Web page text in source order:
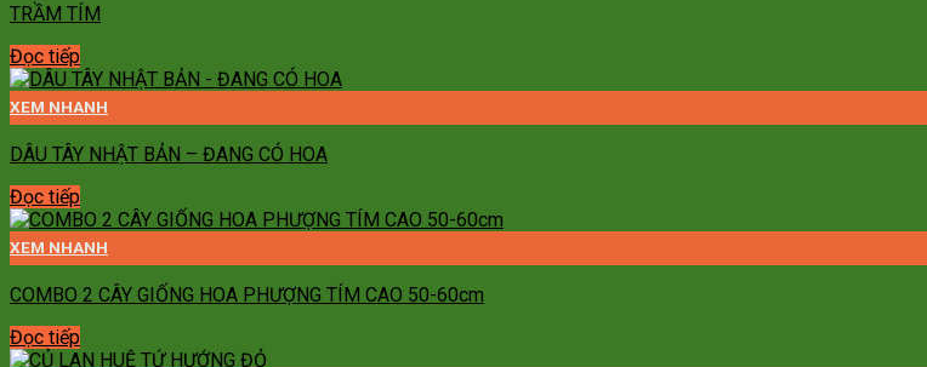
TRẦM TÍM
Đọc tiếp
XEM NHANH
DÂU TÂY NHẬT BẢN – ĐANG CÓ HOA
Đọc tiếp
XEM NHANH
COMBO 2 CÂY GIỐNG HOA PHƯỢNG TÍM CAO 50-60cm
Đọc tiếp